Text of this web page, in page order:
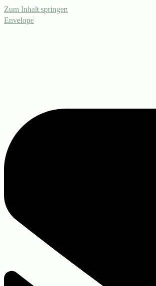
Zum Inhalt springen
Envelope